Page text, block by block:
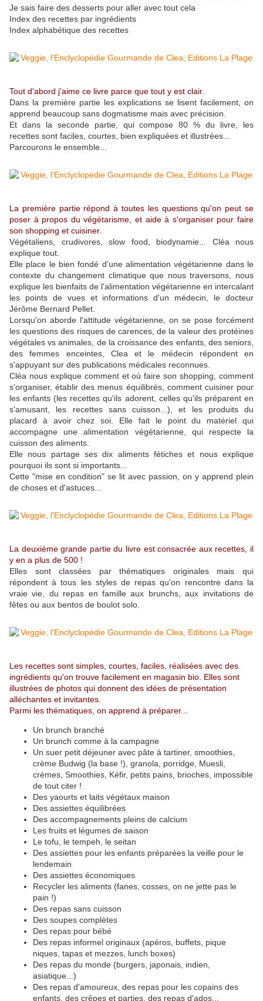
Je sais faire des desserts pour aller avec tout cela
Index des recettes par ingrédients
Index alphabétique des recettes
Tout d'abord j'aime ce livre parce que tout y est clair.
Dans la première partie les explications se lisent facilement, on
apprend beaucoup sans dogmatisme mais avec précision.
Et dans la seconde partie, qui compose 80 % du livre, les
recettes sont faciles, courtes, bien expliquées et illustrées...
Parcourons le ensemble...
La première partie répond à toutes les questions qu'on peut se
poser à propos du végétarisme, et aide à s'organiser pour faire
son shopping et cuisiner.
Végétaliens, crudivores, slow food, biodynamie... Cléa nous
explique tout.
Elle place le bien fondé d'une alimentation végétarienne dans le
contexte du changement climatique que nous traversons, nous
explique les bienfaits de l'alimentation végétarienne en intercalant
les points de vues et informations d'un médecin, le docteur
Jérôme Bernard Pellet.
Lorsqu'on aborde l'attitude végétarienne, on se pose forcément
les questions des risques de carences, de la valeur des protéines
végétales vs animales, de la croissance des enfants, des seniors,
des femmes enceintes, Clea et le médecin répondent en
s'appuyant sur des publications médicales reconnues.
Cléa nous explique comment et où faire son shopping, comment
s'organiser, établir des menus équilibrés, comment cuisiner pour
les enfants (les recettes qu'ils adorent, celles qu'ils préparent en
s'amusant, les recettes sans cuisson...), et les produits du
placard à avoir chez soi. Elle fait le point du matériel qui
accompagne une alimentation végétarienne, qui respecte la
cuisson des aliments.
Elle nous partage ses dix aliments fétiches et nous explique
pourquoi ils sont si importants...
Cette "mise en condition" se lit avec passion, on y apprend plein
de choses et d'astuces...
La deuxième grande partie du livre est consacrée aux recettes, il
y en a plus de 500 !
Elles sont classées par thématiques originales mais qui
répondent à tous les styles de repas qu'on rencontre dans la
vraie vie, du repas en famille aux brunchs, aux invitations de
fêtes ou aux bentos de boulot solo.
Les recettes sont simples, courtes, faciles, réalisées avec des
ingrédients qu'on trouve facilement en magasin bio. Elles sont
illustrées de photos qui donnent des idées de présentation
alléchantes et invitantes.
Parmi les thématiques, on apprend à préparer...
Un brunch branché
Un brunch comme à la campagne
Un suer petit déjeuner avec pâte à tartiner, smoothies,
crème Budwig (la base !), granola, porridge, Muesli,
crèmes, Smoothies, Kéfir, petits pains, brioches, impossible
de tout citer !
Des yaourts et laits végétaux maison
Des assiettes équilibrées
Des accompagnements pleins de calcium
Les fruits et légumes de saison
Le tofu, le tempeh, le seitan
Des assiettes pour les enfants préparées la veille pour le
lendemain
Des assiettes économiques
Recycler les aliments (fanes, cosses, on ne jette pas le
pain !)
Des repas sans cuisson
Des soupes complètes
Des repas pour bébé
Des repas informel originaux (apéros, buffets, pique
niques, tapas et mezzes, lunch boxes)
Des repas du monde (burgers, japonais, indien,
asiatique...)
Des repas d'amoureux, des repas pour les copains des
enfants, des crêpes et parties, des repas d'ados...